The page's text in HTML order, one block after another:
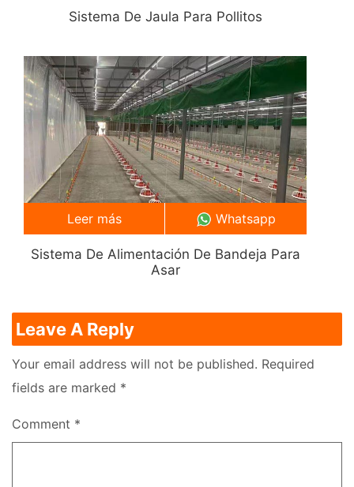
Sistema De Jaula Para Pollitos
Sistema De Alimentación De Bandeja Para
Asar
Leer más Whatsapp
Leave A Reply
Your email address will not be published. Required
fields are marked *
Comment *